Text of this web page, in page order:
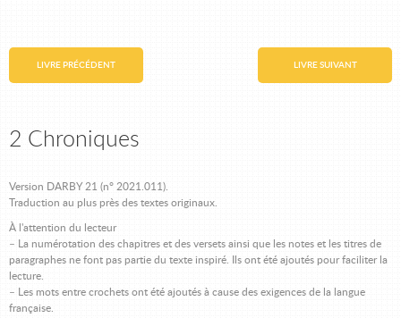
LIVRE PRÉCÉDENT LIVRE SUIVANT
2 Chroniques
Version DARBY 21 (n° 2021.011).
Traduction au plus près des textes originaux.
À l'attention du lecteur
– La numérotation des chapitres et des versets ainsi que les notes et les titres de
paragraphes ne font pas partie du texte inspiré. Ils ont été ajoutés pour faciliter la
lecture.
– Les mots entre crochets ont été ajoutés à cause des exigences de la langue
française.